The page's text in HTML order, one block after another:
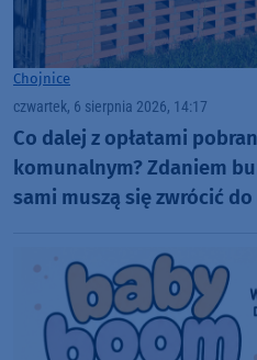
Chojnice
czwartek, 6 sierpnia 2026, 14:17
Co dalej z opłatami
komunalnym? Zdaniem
sami muszą się zwrócić